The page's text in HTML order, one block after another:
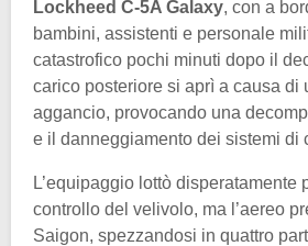
Lockheed C-5A Galaxy, con a
bambini, assistenti e personale
catastrofico pochi minuti dopo il
carico posteriore si aprì a causa di
aggancio, provocando una
e il danneggiamento dei sistemi di
L’equipaggio lottò disperatamente
controllo del velivolo, ma l’aereo
Saigon, spezzandosi in quattro